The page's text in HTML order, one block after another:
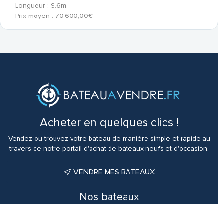
Longueur : 9.6m
Prix moyen : 70 600,00€
Acheter en quelques clics !
Vendez ou trouvez votre bateau de manière simple et rapide au
travers de notre portail d'achat de bateaux neufs et d'occasion.
VENDRE MES BATEAUX
Nos bateaux